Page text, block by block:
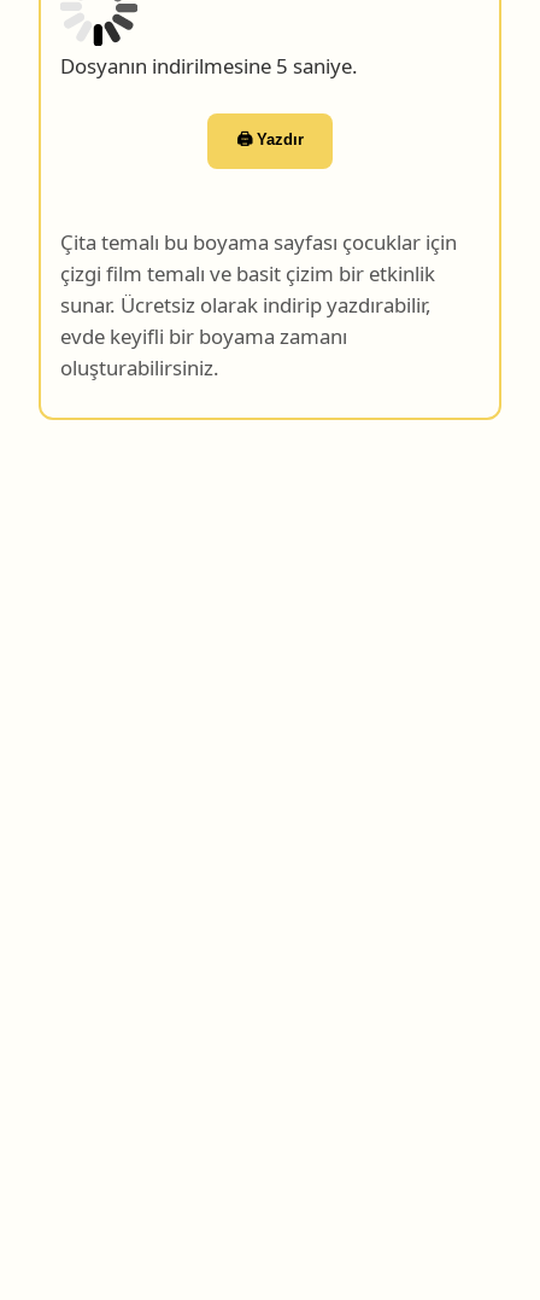
Dosyanın indirilmesine 4 saniye.
sunar. Ücretsiz olarak indirip yazdırabilir,
evde keyifli bir boyama zamanı
oluşturabilirsiniz.